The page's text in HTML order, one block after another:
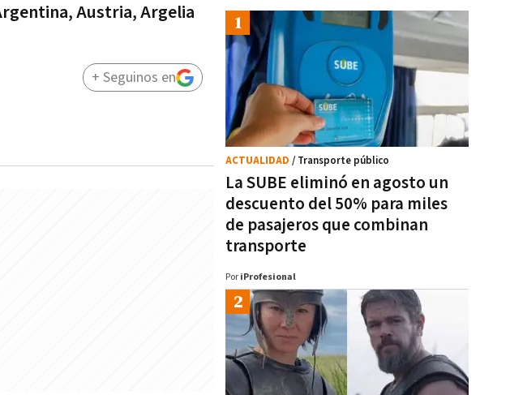
Austria, Argelia
+ Seguinos en
La SUBE eliminó en agosto un
descuento del 50% para miles
de pasajeros que combinan
transporte
ACTUALIDAD / Transporte público
Por iProfesional